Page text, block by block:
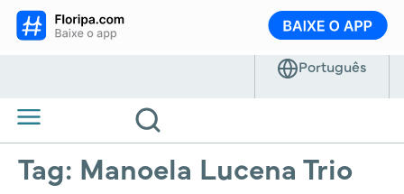
Tag: Manoela Lucena Trio